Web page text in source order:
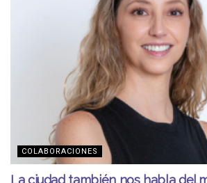
COLABORACIONES
La ciudad también nos habla del